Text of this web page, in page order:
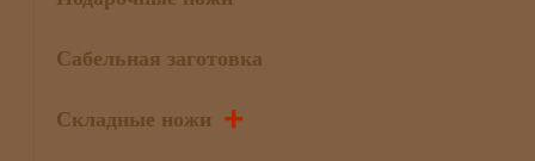
Сабельная заготовка
Складные ножи +